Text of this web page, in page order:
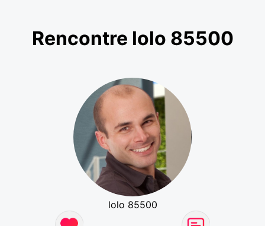
Rencontre lolo 85500
lolo 85500